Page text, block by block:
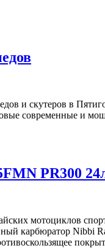
и скутеров в
современные и
PR300
мотоциклов
карбюратор Nibbi